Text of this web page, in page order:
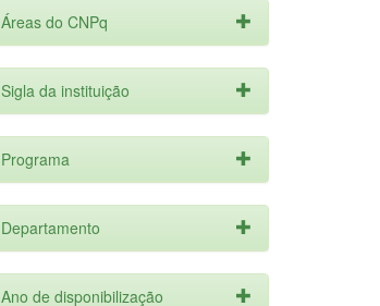
Áreas do CNPq
Sigla da instituição
Programa
Departamento
Ano de disponibilização